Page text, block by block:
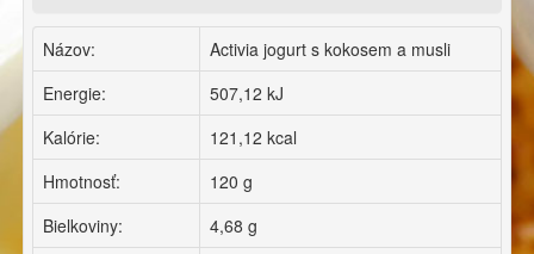
Názov:
Activia jogurt s kokosem a musli
Energie:
507,12 kJ
Kalórie:
121,12 kcal
Hmotnosť:
120 g
Bielkoviny:
4,68 g